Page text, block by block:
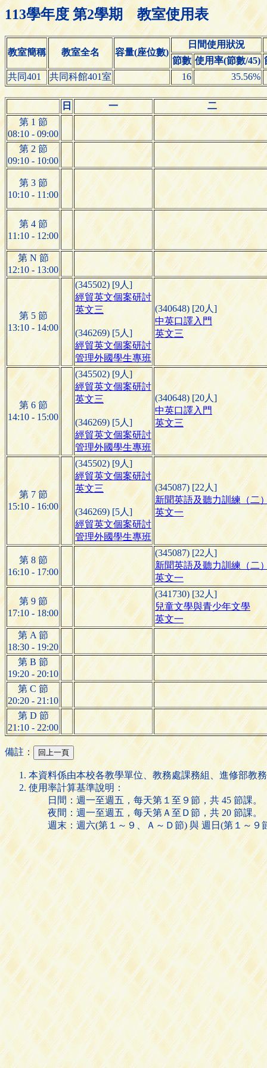
113學年度 第2學期 教室使用表
教室簡稱 教室全名 容量(座位數)
日間使用狀況
節數 使用率(節數/45)
共同401
共同科館401室 16 35.56%
日 一
二
第 1 節
08:10 - 09:00
第 2 節
09:10 - 10:00
第 3 節
10:10 - 11:00
第 4 節
11:10 - 12:00
第 N 節
12:10 - 13:00
第 5 節
13:10 - 14:00
(345502) [9人]
經貿英文個案研討
英文三
(346269) [5人]
經貿英文個案研討
管理外國學生專班
(340648) [20人]
中英口譯入門
英文三
第 6 節
14:10 - 15:00
(345502) [9人]
經貿英文個案研討
英文三
(346269) [5人]
經貿英文個案研討
管理外國學生專班
(340648) [20人]
中英口譯入門
英文三
第 7 節
15:10 - 16:00
(345502) [9人]
經貿英文個案研討
英文三
(346269) [5人]
經貿英文個案研討
管理外國學生專班
(345087) [22人]
新聞英語及聽力訓練（二
英文一
第 8 節
16:10 - 17:00
(345087) [22人]
新聞英語及聽力訓練（二
英文一
第 9 節
17:10 - 18:00
(341730) [32人]
兒童文學與青少年文學
英文一
第 A 節
18:30 - 19:20
第 B 節
19:20 - 20:10
第 C 節
20:20 - 21:10
第 D 節
21:10 - 22:00
備註：
本資料係由本校各教學單位、教務處課務組、進修部教
使用率計算基準說明：
日間：週一至週五，每天第１至９節，共 45 節課。
夜間：週一至週五，每天第Ａ至Ｄ節，共 20 節課。
週末：週六(第１～９、Ａ～Ｄ節) 與 週日(第１～９